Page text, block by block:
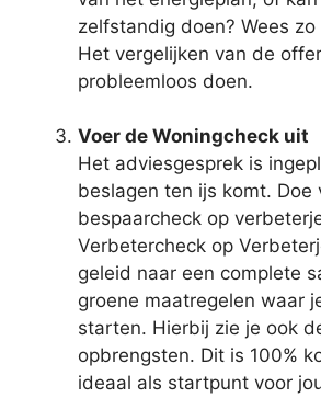
zelfstandig doen? Wees
Het vergelijken van de
probleemloos doen.
Voer de Woningcheck uit
Het adviesgesprek is
beslagen ten ijs komt. Doe
bespaarcheck op
Verbetercheck op
geleid naar een complete
groene maatregelen waar
starten. Hierbij zie je ook
opbrengsten. Dit is 100%
ideaal als startpunt voor